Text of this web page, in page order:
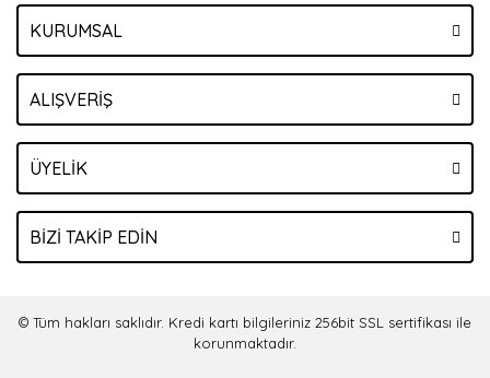
KURUMSAL
ALIŞVERİŞ
ÜYELİK
BİZİ TAKİP EDİN
© Tüm hakları saklıdır. Kredi kartı bilgileriniz 256bit SSL sertifikası ile
korunmaktadır.